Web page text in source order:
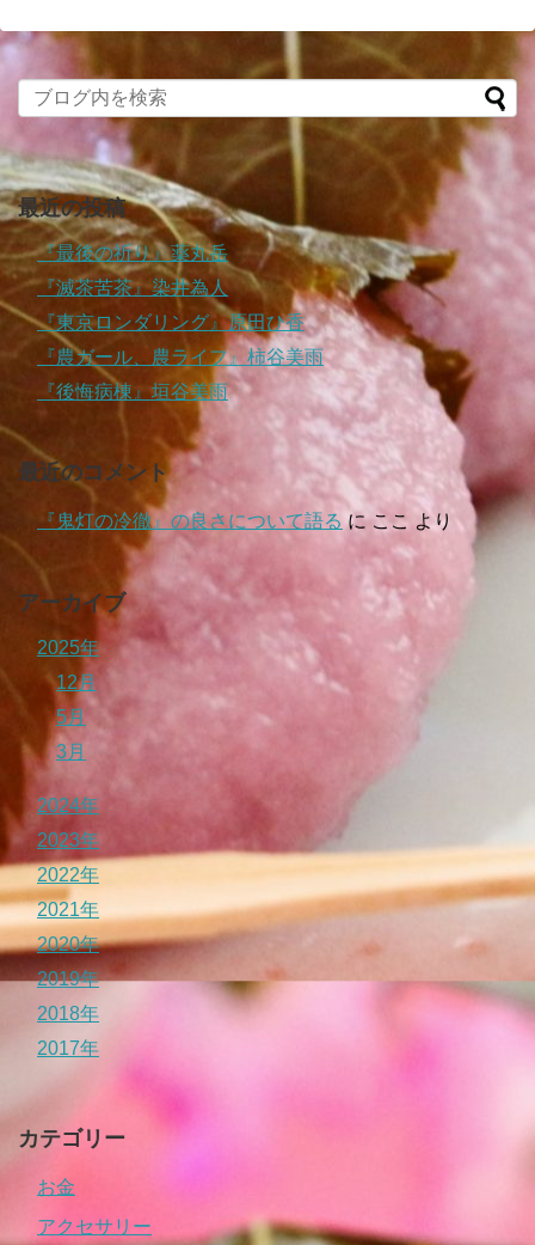
最近の投稿
『最後の祈り』薬丸岳
『滅茶苦茶』染井為人
『東京ロンダリング』原田ひ香
『農ガール、農ライフ』柿谷美雨
『後悔病棟』垣谷美雨
最近のコメント
『鬼灯の冷徹』の良さについて語る にここ より
アーカイブ
2025年
12月
5月
3月
2024年
2023年
2022年
2021年
2020年
2019年
2018年
2017年
カテゴリー
お金
アクセサリー